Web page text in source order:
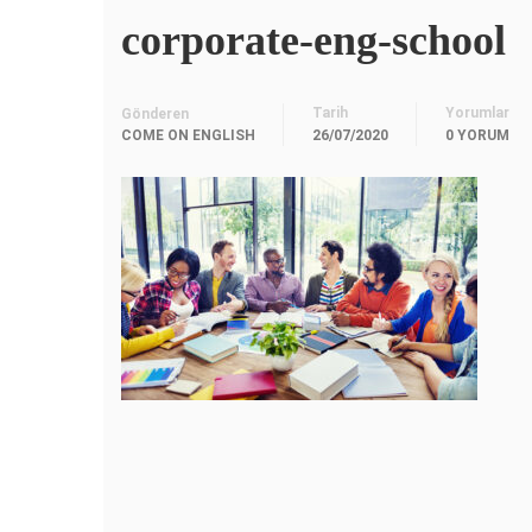
corporate-eng-school
Gönderen
COME ON ENGLISH
Tarih
26/07/2020
Yorumlar
0 YORUM